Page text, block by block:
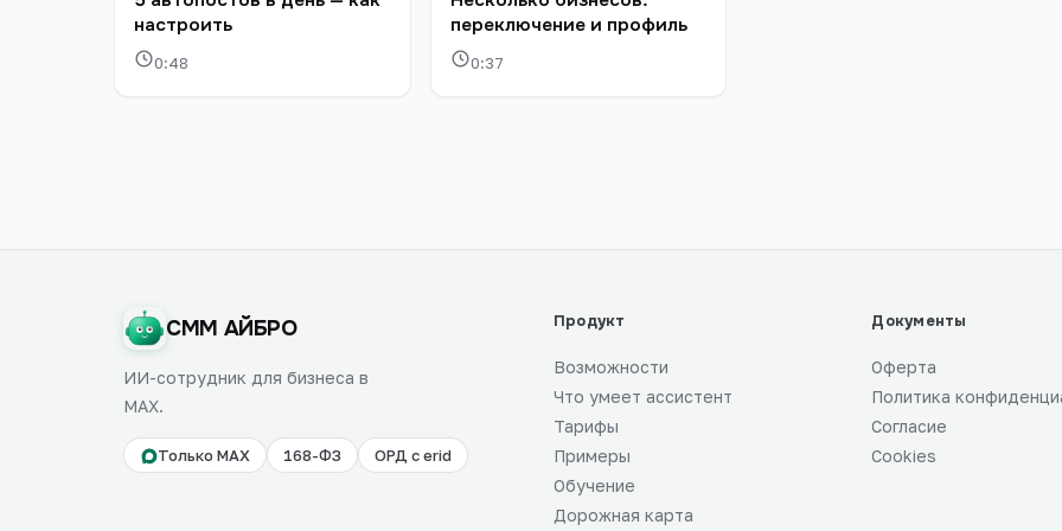
настроить
0:48
переключение и профиль
0:37
СММ АЙБРО
ИИ-сотрудник для бизнеса в
MAX.
Только MAX 168-ФЗ ОРД с erid
Продукт
Возможности
Что умеет ассистент
Тарифы
Примеры
Обучение
Дорожная карта
Документы
Оферта
Политика
Согласие
Cookies